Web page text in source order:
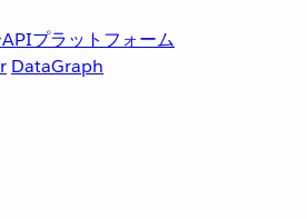
プラットフォーム
DataGraph